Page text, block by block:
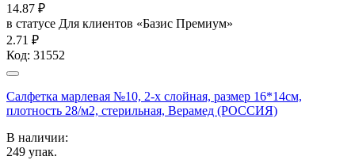
14.87 ₽
в статусе Для клиентов «Базис Премиум»
2.71 ₽
Код: 31552
Салфетка марлевая №10, 2-х слойная, размер 16*14см,
плотность 28/м2, стерильная, Верамед (РОССИЯ)
В наличии:
249 упак.